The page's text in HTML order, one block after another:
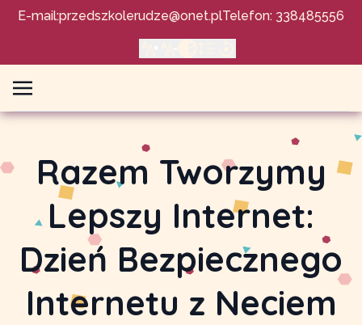
E-mail:przedszkolerudze@onet.plTelefon: 338485556
Razem Tworzymy
Lepszy Internet:
Dzień Bezpiecznego
Internetu z Neciem